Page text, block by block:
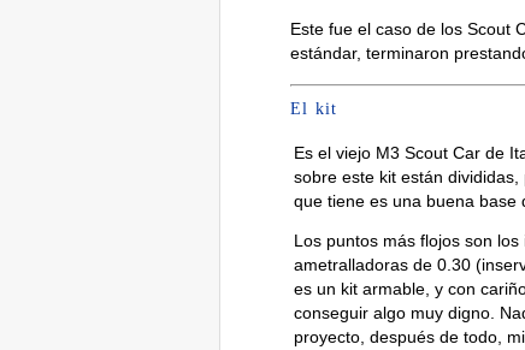
Este fue el caso de los Scout
estándar, terminaron
El kit
Es el viejo M3 Scout Car de
sobre este kit están
que tiene es una buena base
Los puntos más flojos son
ametralladoras de 0.30
es un kit armable, y con
conseguir algo muy digno.
proyecto, después de todo,